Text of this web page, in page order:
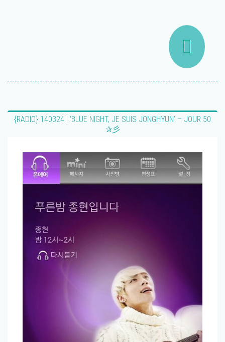
{RADIO} 140324 | ‘BLUE NIGHT, JE SUIS JONGHYUN’ – JOUR 50
✰彡